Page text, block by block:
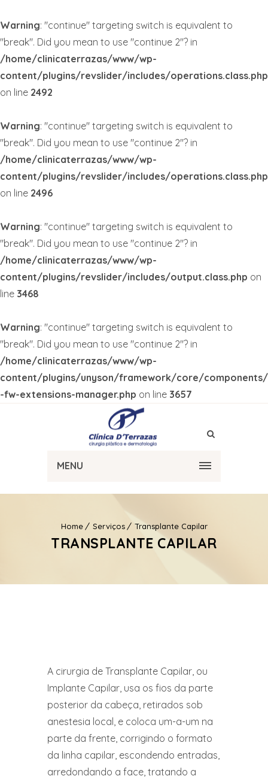
Warning: "continue" targeting switch is equivalent to
"break". Did you mean to use "continue 2"? in
/home/clinicaterrazas/www/wp-
content/plugins/revslider/includes/operations.class.php
on line 2492
Warning: "continue" targeting switch is equivalent to
"break". Did you mean to use "continue 2"? in
/home/clinicaterrazas/www/wp-
content/plugins/revslider/includes/operations.class.php
on line 2496
Warning: "continue" targeting switch is equivalent to
"break". Did you mean to use "continue 2"? in
/home/clinicaterrazas/www/wp-
content/plugins/revslider/includes/output.class.php on
line 3468
Warning: "continue" targeting switch is equivalent to
"break". Did you mean to use "continue 2"? in
/home/clinicaterrazas/www/wp-
content/plugins/unyson/framework/core/
-fw-extensions-manager.php on line 3657
MENU
Home Serviços Transplante Capilar
TRANSPLANTE CAPILAR
A cirurgia de Transplante Capilar, ou
Implante Capilar, usa os fios da parte
posterior da cabeça, retirados sob
anestesia local, e coloca um-a-um na
parte da frente, corrigindo o formato
da linha capilar, escondendo entradas,
arredondando a face, tratando a